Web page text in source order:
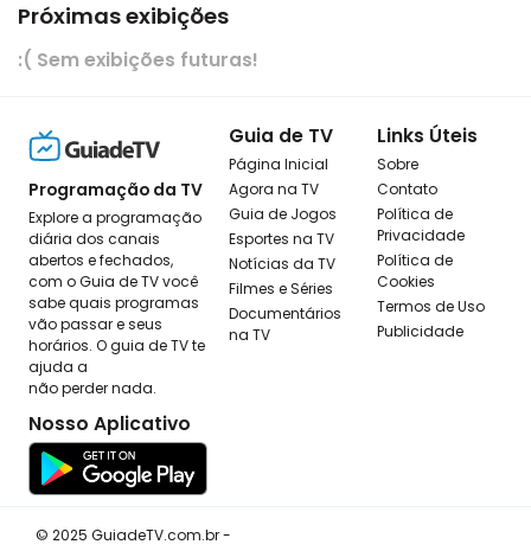
Próximas exibições
:( Sem exibições futuras!
Programação da TV
Explore a programação
diária dos canais
abertos e fechados,
com o Guia de TV você
sabe quais programas
vão passar e seus
horários. O guia de TV te
ajuda a
não perder nada.
Nosso Aplicativo
Guia de TV
Página Inicial
Agora na TV
Guia de Jogos
Esportes na TV
Notícias da TV
Filmes e Séries
Documentários
na TV
Links Úteis
Sobre
Contato
Política de
Privacidade
Política de
Cookies
Termos de Uso
Publicidade
© 2025 GuiadeTV.com.br -